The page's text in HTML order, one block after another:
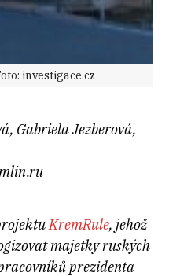
investigace.cz
Gabriela Jezberová,
KremRule, jehož
majetky ruských
prezidenta